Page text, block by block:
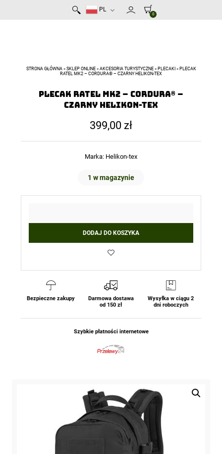
PL
0
STRONA GŁÓWNA» SKLEP ONLINE» AKCESORIA TURYSTYCZNE» PLECAKI » PLECAK
RATEL MK2 – CORDURA® – CZARNY HELIKON-TEX
Plecak RATEL Mk2 – Cordura® –
Czarny Helikon-Tex
399,00 zł
Marka: Helikon-tex
1 w magazynie
DODAJ DO KOSZYKA
Bezpieczne zakupy
Darmowa dostawa
od 150 zł
Wysyłka w ciągu 2
dni roboczych
Szybkie płatności internetowe